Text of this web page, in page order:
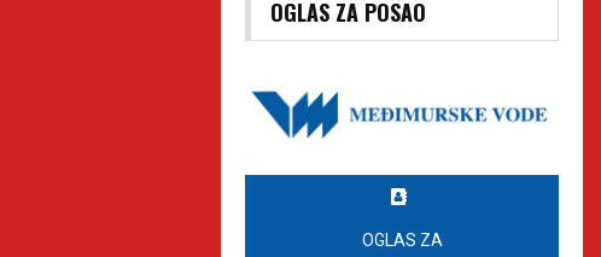
OGLAS ZA POSAO
OGLAS ZA